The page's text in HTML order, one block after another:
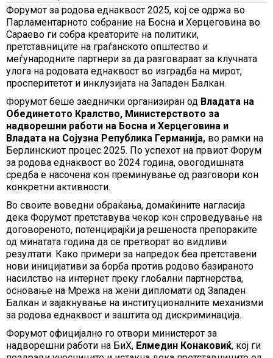
Форумот за родова еднаквост 2025, кој се одржа во
Парламентарното собрание на Босна и Херцеговина во
Сараево ги собра креаторите на политики,
претставниците на граѓанското општество и
меѓународните партнери за да разговараат за клучната
улога на родовата еднаквост во изградба на мирот,
просперитетот и инклузијата на Западен Балкан.
Форумот беше заеднички организиран од Владата на
Обединетото Кралство, Министерството за
надворешни работи на Босна и Херцеговина и
Владата на Сојузна Република Германија, во рамки на
Берлинскиот процес 2025. По успехот на првиот Форум
за родова еднаквост во 2024 година, овогодишната
средба е насочена кон преминување од разговори кон
конкретни активности.
Во своите воведни обраќања, домаќините нагласија
дека Форумот претставува чекор кон спроведување на
договореното, потенцирајќи ја решеноста препораките
од минатата година да се претворат во видливи
резултати. Како примери за напредок беа претставени
нови иницијативи за борба против родово базираното
насилство на интернет преку глобални партнерства,
основање на Мрежа на жени дипломати од Западен
Балкан и зајакнување на институционалните механизми
за родова еднаквост и заштита од дискриминација.
Форумот официјално го отвори министерот за
надворешни работи на БиХ, Елмедин Конаковиќ, кој ги